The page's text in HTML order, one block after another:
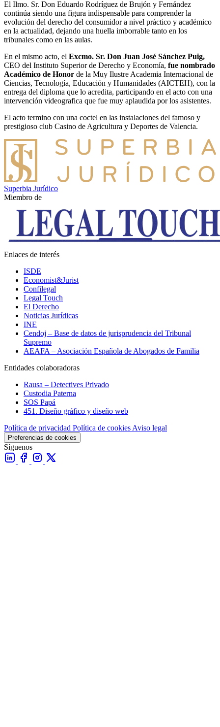
El Ilmo. Sr. Don Eduardo Rodríguez de Brujón y Fernández
continúa siendo una figura indispensable para comprender la
evolución del derecho del consumidor a nivel práctico y académico
en la actualidad, dejando una huella imborrable tanto en los
tribunales como en las aulas.
En el mismo acto, el Excmo. Sr. Don Juan José Sánchez Puig,
CEO del Instituto Superior de Derecho y Economía, fue nombrado
Académico de Honor de la Muy Ilustre Academia Internacional de
Ciencias, Tecnología, Educación y Humanidades (AICTEH), con la
entrega del diploma que lo acredita, participando en el acto con una
intervención videografica que fue muy aplaudida por los asistentes.
El acto termino con una coctel en las instalaciones del famoso y
prestigioso club Casino de Agricultura y Deportes de Valencia.
Superbia Jurídico
Miembro de
Enlaces de interés
ISDE
Economist&Jurist
Confilegal
Legal Touch
El Derecho
Noticias Jurídicas
INE
Cendoj – Base de datos de jurisprudencia del Tribunal
Supremo
AEAFA – Asociación Española de Abogados de Familia
Entidades colaboradoras
Rausa – Detectives Privado
Custodia Paterna
SOS Papá
451. Diseño gráfico y diseño web
Política de privacidad Política de cookiesAviso legal
Preferencias de cookies
Síguenos